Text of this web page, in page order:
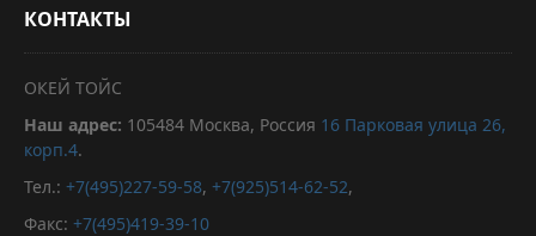
КОНТАКТЫ
ОКЕЙ ТОЙС
Наш адрес: 105484 Москва, Россия 16 Парковая улица 26,
корп.4.
Тел.: +7(495)227-59-58, +7(925)514-62-52,
Факс: +7(495)419-39-10